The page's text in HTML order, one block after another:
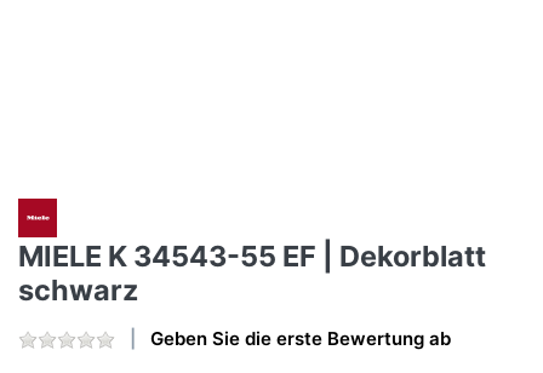
MIELE K 34543-55 EF | Dekorblatt
schwarz
Geben Sie die erste Bewertung ab